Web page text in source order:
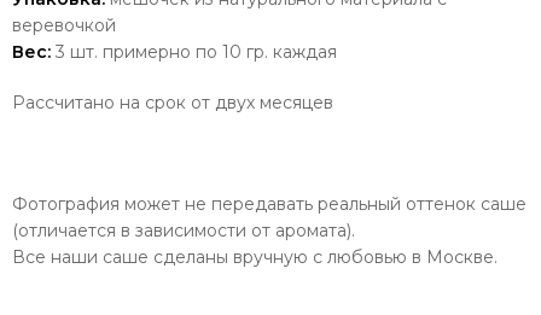
веревочкой
Вес: 3 шт. примерно по 10 гр. каждая
Рассчитано на срок от двух месяцев
Фотография может не передавать реальный оттенок саше
(отличается в зависимости от аромата).
Все наши саше сделаны вручную с любовью в Москве.